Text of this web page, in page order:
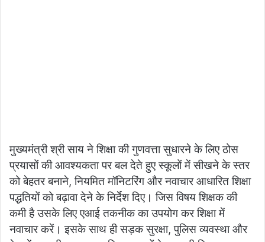
मुख्यमंत्री श्री साय ने शिक्षा की गुणवत्ता सुधारने के लिए ठोस
प्रयासों की आवश्यकता पर बल देते हुए स्कूलों में सीखने के स्तर
को बेहतर बनाने, नियमित मॉनिटरिंग और नवाचार आधारित शिक्षा
पद्धतियों को बढ़ावा देने के निर्देश दिए। जिस विषय शिक्षक की
कमी है उसके लिए एआई तकनीक का उपयोग कर शिक्षा में
नवाचार करें। इसके साथ ही सड़क सुरक्षा, पुलिस व्यवस्था और